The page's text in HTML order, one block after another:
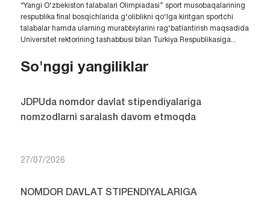
“Yangi O‘zbekiston talabalari Olimpiadasi” sport musobaqalarining
respublika final bosqichlarida g‘oliblikni qo‘lga kiritgan sportchi
talabalar hamda ularning murabbiylarini rag‘batlantirish maqsadida
Universitet rektorining tashabbusi bilan Turkiya Respublikasiga...
So'nggi yangiliklar
JDPUda nomdor davlat stipendiyalariga
nomzodlarni saralash davom etmoqda
27/07/2026
NOMDOR DAVLAT STIPENDIYALARIGA